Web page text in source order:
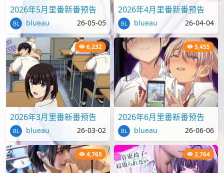
2026年5月里番新番预告
blueau 26-05-05
2026年4月里番新番预告
blueau 26-04-04
6,232
2026年3月里番新番预告
blueau 26-03-02
5,455
2026年6月里番新番预告
blueau 26-06-06
4,765 2,764